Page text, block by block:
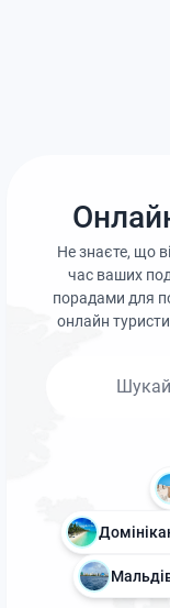
Не знаєте, що
час ваших
порадами для
онлайн